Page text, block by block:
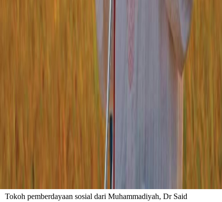
Tokoh pemberdayaan sosial dari Muhammadiyah, Dr Said